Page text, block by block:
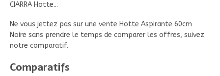
CIARRA Hotte...
Ne vous jettez pas sur une vente Hotte Aspirante 60cm
Noire sans prendre le temps de comparer les offres, suivez
notre comparatif.
Comparatifs